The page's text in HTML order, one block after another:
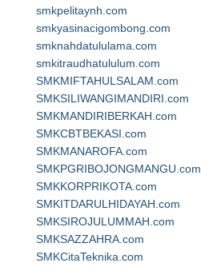
smkpelitaynh.com
smkyasinacigombong.com
smknahdatululama.com
smkitraudhatululum.com
SMKMIFTAHULSALAM.com
SMKSILIWANGIMANDIRI.com
SMKMANDIRIBERKAH.com
SMKCBTBEKASI.com
SMKMANAROFA.com
SMKPGRIBOJONGMANGU.com
SMKKORPRIKOTA.com
SMKITDARULHIDAYAH.com
SMKSIROJULUMMAH.com
SMKSAZZAHRA.com
SMKCitaTeknika.com